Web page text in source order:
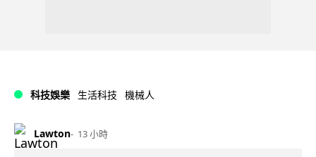
科技娛樂 生活科技 機械人
Lawton 13 小時